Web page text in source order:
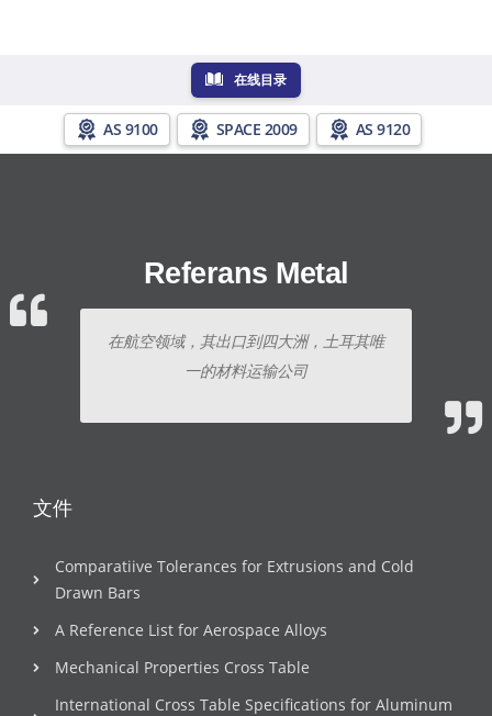
在线目录
AS 9100 SPACE 2009 AS 9120
Referans Metal
在航空领域，其出口到四大洲，土耳其唯
一的材料运输公司
文件
Comparatiive Tolerances for Extrusions and Cold
Drawn Bars
A Reference List for Aerospace Alloys
Mechanical Properties Cross Table
International Cross Table Specifications for Aluminum